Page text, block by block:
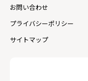
お問い合わせ
プライバシーポリシー
サイトマップ